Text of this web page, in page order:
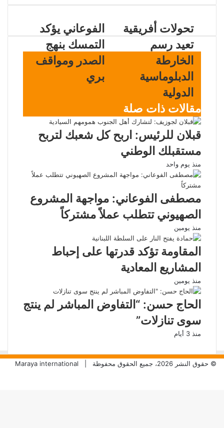
الفوعاني يؤكد
التمسك بنهج
الصدر ومواقف
بري
تحولات أفريقية
تعيد رسم
الخارطة
الدبلوماسية
الدولية
مقالات ذات صلة
قبلان للرئيس: اربح كل شعبك لتربح
مستقبلك الوطني ‏
منذ يوم واحد
مصطفى الفوعاني: مواجهة المشروع
الصهيوني تتطلب عملاً مشتركاً
منذ يومين
المقاومة تؤكد قدرتها على إحباط
المشاريع المعادية
منذ يومين
الحاج حسن: “التفاوض المباشر لم ينتج
سوى تنازلات”
منذ 3 أيام
© حقوق النشر 2026، جميع الحقوق محفوظة |
Maraya international